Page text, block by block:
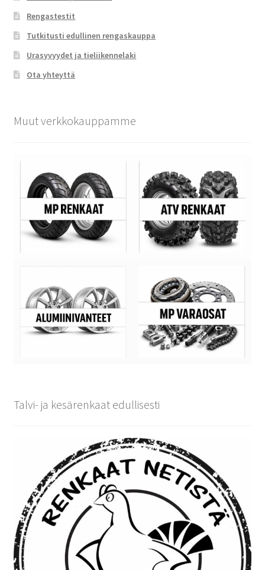
Rengastestit
Tutkitusti edullinen rengaskauppa
Urasyvyydet ja tieliikennelaki
Ota yhteyttä
Muut verkkokauppamme
Talvi- ja kesärenkaat edullisesti